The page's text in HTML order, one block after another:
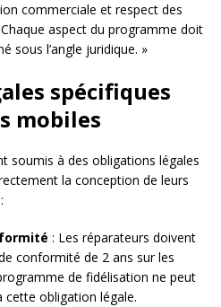
commerciale et respect des
aspect du programme doit
sous l’angle juridique. »
spécifiques
mobiles
soumis à des obligations légales
la conception de leurs
: Les réparateurs doivent
conformité de 2 ans sur les
de fidélisation ne peut
cette obligation légale.